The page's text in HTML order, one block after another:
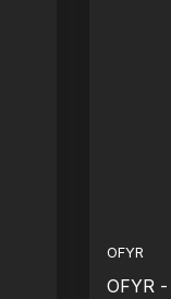
OFYR
OFYR